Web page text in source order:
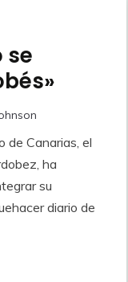
se
de Canarias, el
ha
su
diario de